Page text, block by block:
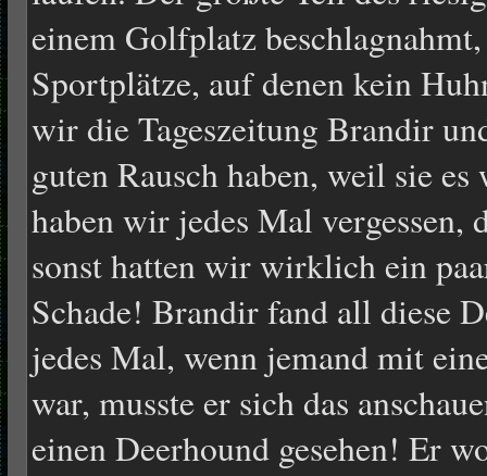
einem Golfplatz
Sportplätze, auf denen kein
wir die Tageszeitung Brandir
guten Rausch haben, weil sie
haben wir jedes Mal vergessen,
sonst hatten wir wirklich ein
Schade! Brandir fand all diese
jedes Mal, wenn jemand mit
war, musste er sich das
einen Deerhound gesehen! Er